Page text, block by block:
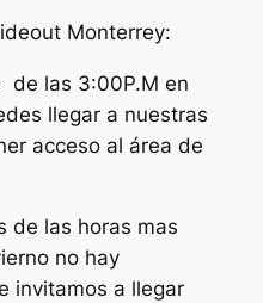
Monterrey:
de las 3:00P.M en
llegar a nuestras
acceso al área de
de las horas mas
no hay
invitamos a llegar